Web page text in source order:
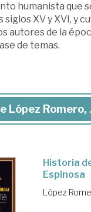
humanista que
XV y XVI, y
autores de la
de temas.
López Romero,
Historia
Espinosa
López